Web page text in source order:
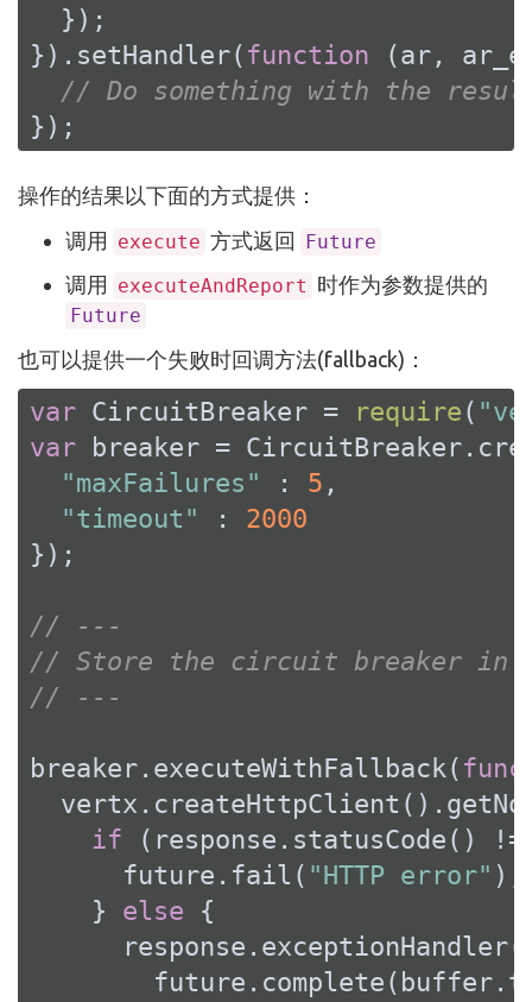
  });
}).setHandler( function (ar,
// Do something with the
});
操作的结果以下面的方式提供：
调用 execute 方式返回 Future
调用 executeAndReport 时作为参数提供的
Future
也可以提供一个失败时回调方法(fallback)：
var CircuitBreaker = require (
var breaker =
"maxFailures"
: 5 ,
"timeout"
: 2000
});
// ---
// Store the circuit breaker in
// ---
breaker.executeWithFallback(
if (response.statusCode()
      future.fail(
"HTTP error" );
    }
else {